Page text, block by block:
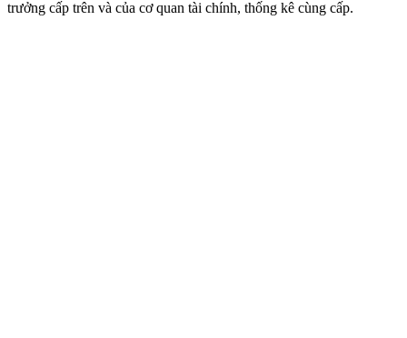
trưởng cấp trên và của cơ quan tài chính, thống kê cùng cấp.